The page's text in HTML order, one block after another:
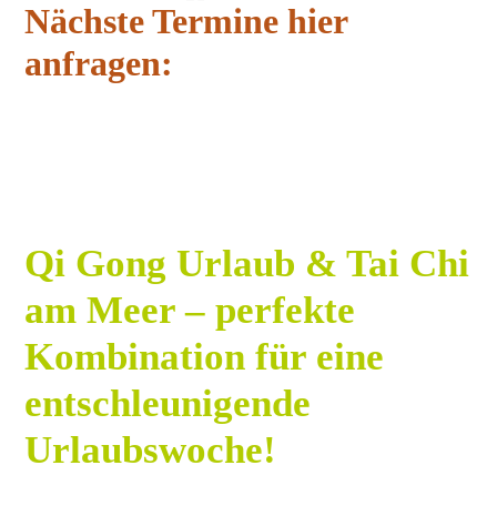
Nächste Termine hier
anfragen:
Qi Gong Urlaub & Tai Chi
am Meer – perfekte
Kombination für eine
entschleunigende
Urlaubswoche!